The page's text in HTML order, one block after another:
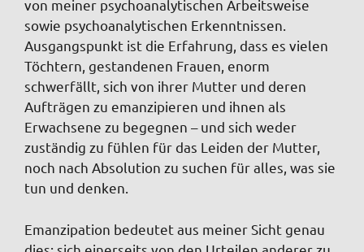
von meiner psychoanalytischen Arbeitsweise
sowie psychoanalytischen Erkenntnissen.
Ausgangspunkt ist die Erfahrung, dass es vielen
Töchtern, gestandenen Frauen, enorm
schwerfällt, sich von ihrer Mutter und deren
Aufträgen zu emanzipieren und ihnen als
Erwachsene zu begegnen – und sich weder
zuständig zu fühlen für das Leiden der Mutter,
noch nach Absolution zu suchen für alles, was sie
tun und denken.
Emanzipation bedeutet aus meiner Sicht genau